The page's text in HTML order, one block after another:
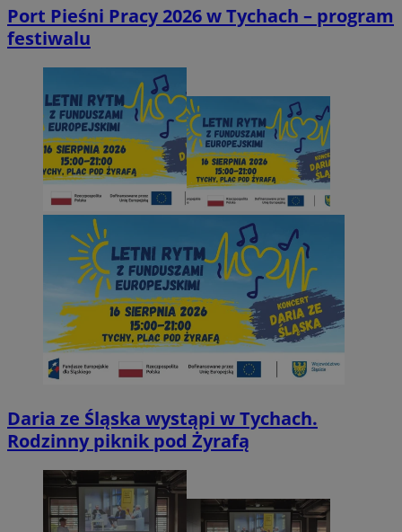
Port Pieśni Pracy 2026 w Tychach – program
festiwalu
Daria ze Śląska wystąpi w Tychach.
Rodzinny piknik pod Żyrafą